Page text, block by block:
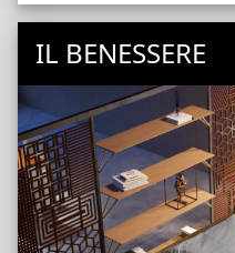
Cerise
Emeline
Emma
Esther
Gabbie
Giulia
Jade
Lou
Louise
IL BENESSERE